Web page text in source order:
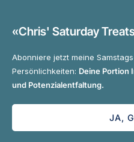
«Chris' Saturday
Abonniere jetzt meine
Persönlichkeiten: Deine Portion
und Potenzialentfaltung.
JA,